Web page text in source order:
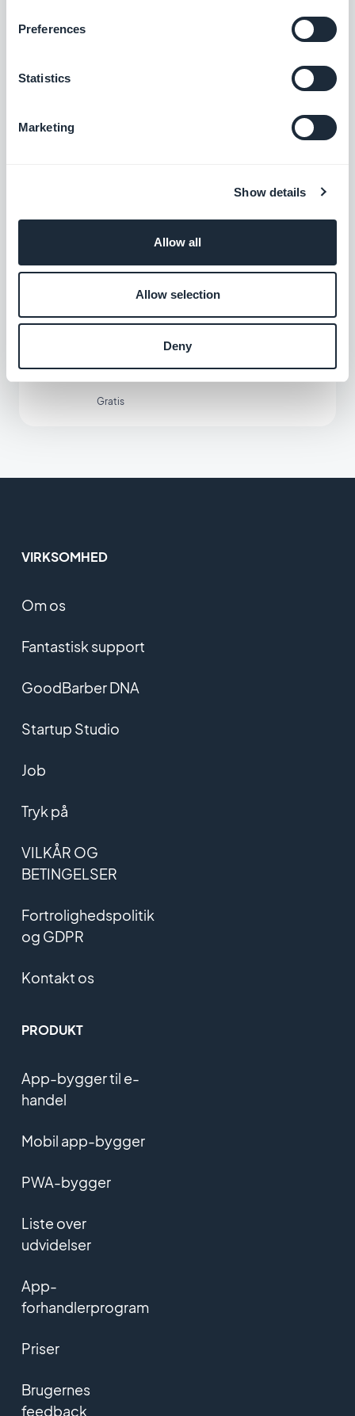
Preferences
Statistics
Marketing
Show details
Allow all
Allow selection
Deny
Pixel) og Facebook Event Analytics SDK i
din app for at analysere dine brugeres
marketingstrategi.
Gratis
Microsoft Outlook
Gratis
VIRKSOMHED
Om os
Fantastisk support
GoodBarber DNA
Startup Studio
Job
Tryk på
VILKÅR OG
BETINGELSER
Fortrolighedspolitik
og GDPR
Kontakt os
PRODUKT
App-bygger til e-
handel
Mobil app-bygger
PWA-bygger
Liste over
udvidelser
App-
forhandlerprogram
Priser
Brugernes
feedback